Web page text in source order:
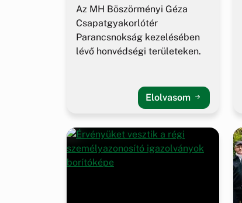
Az MH Böszörményi Géza
Csapatgyakorlótér
Parancsnokság kezelésében
lévő honvédségi területeken.
Elolvasom